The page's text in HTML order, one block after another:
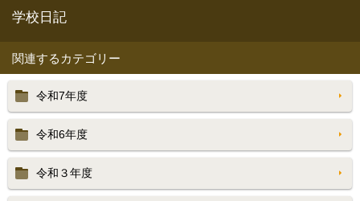
学校日記
関連するカテゴリー
令和7年度
令和6年度
令和３年度